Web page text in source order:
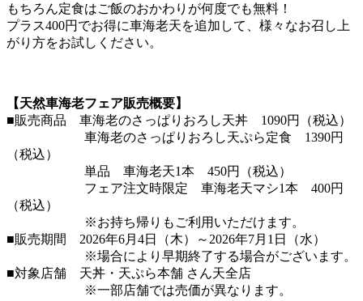
もちろん定食はご飯のおかわりが何度でも無料！
プラス400円でお得に車海老天を追加して、様々なお召し上
がり方をお試しください。
【天然車海老フェア販売概要】
■販売商品 車海老のさっぱりおろし天丼 1090円（税込）
車海老のさっぱりおろし天ぷら定食 1390円
（税込）
単品 車海老天1本 450円（税込）
フェア注文時限定 車海老天マシ1本 400円
（税込）
※お持ち帰りもご利用いただけます。
■販売期間 2026年6月4日（木）～2026年7月1日（水）
※場合により早期終了する場合がございます。
■対象店舗 天丼・天ぷら本舗 さん天全店
※一部店舗では売価が異なります。